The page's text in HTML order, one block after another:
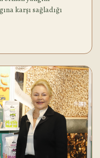
karşı sağladığı